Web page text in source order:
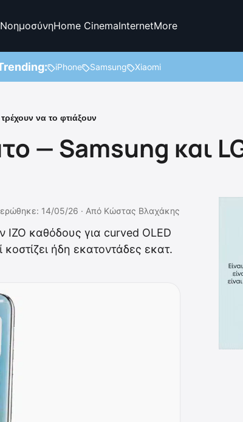
Home CinemaInternetMore
iPhone Samsung Xiaomi
να το φτιάξουν
— Samsung και
14/05/26 · Από Κώστας Βλαχάκης
IZO καθόδους για curved OLED
ήδη εκατοντάδες εκατ.